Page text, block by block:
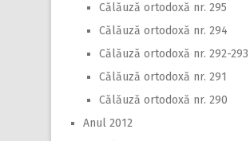
Călăuză ortodoxă nr. 295
Călăuză ortodoxă nr. 294
Călăuză ortodoxă nr. 292-293
Călăuză ortodoxă nr. 291
Călăuză ortodoxă nr. 290
Anul 2012